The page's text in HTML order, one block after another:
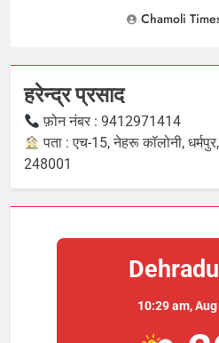
Chamoli
हरेन्द्र प्रसाद
फ़ोन नंबर : 9412971414
पता : एच-15, नेहरू कॉलोनी,
248001
10:29 am,